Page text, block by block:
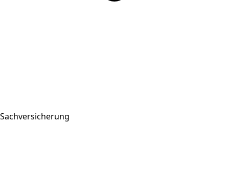
Sachversicherung